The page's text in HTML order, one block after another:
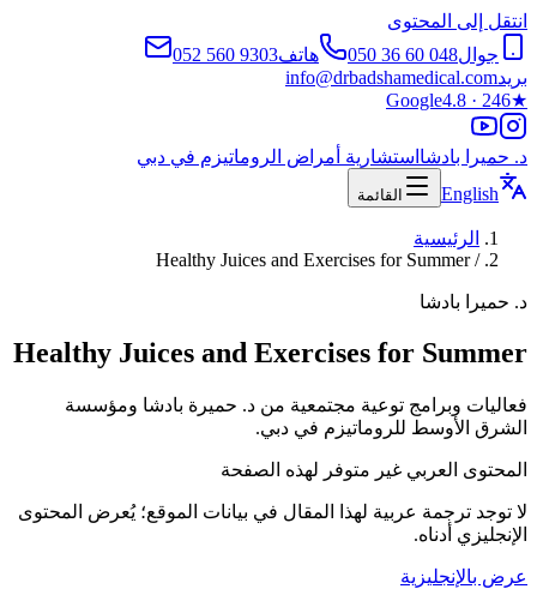
انتقل إلى المحتوى
جوال050 36 60 048 هاتف052 560 9303
بريدinfo@drbadshamedical.com
★
4.8 · 246
Google
د. حميرا بادشا استشارية أمراض الروماتيزم في دبي
English
القائمة
الرئيسية
/
Healthy Juices and Exercises for Summer
د. حميرا بادشا
Healthy Juices and Exercises for Summer
فعاليات وبرامج توعية مجتمعية من د. حميرة بادشا ومؤسسة
الشرق الأوسط للروماتيزم في دبي.
المحتوى العربي غير متوفر لهذه الصفحة
لا توجد ترجمة عربية لهذا المقال في بيانات الموقع؛ يُعرض المحتوى
الإنجليزي أدناه.
عرض بالإنجليزية